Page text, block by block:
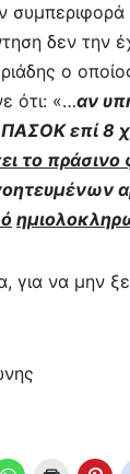
συμπεριφορά
δεν την
ο
ότι: «…αν
επί 8
το
για να μην